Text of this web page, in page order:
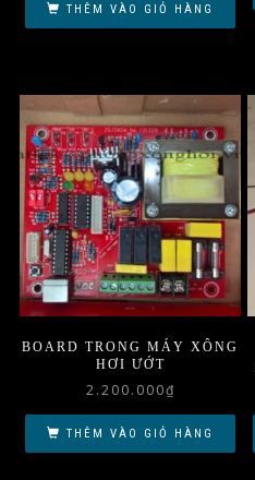
THÊM VÀO GIỎ HÀNG
BOARD TRONG MÁY XÔNG
HƠI ƯỚT
2.200.000₫
THÊM VÀO GIỎ HÀNG